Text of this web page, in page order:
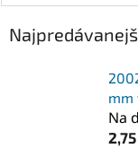
mm
Na